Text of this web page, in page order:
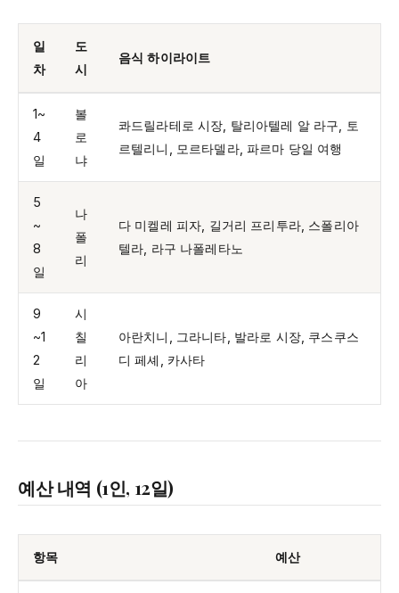
일
차
도
시
음식 하이라이트
1~
4
일
볼
로
냐
콰드릴라테로 시장, 탈리아텔레 알 라구, 토
르텔리니, 모르타델라, 파르마 당일 여행
5
~
8
일
나
폴
리
다 미켈레 피자, 길거리 프리투라, 스폴리아
텔라, 라구 나폴레타노
9
~1
2
일
시
칠
리
아
아란치니, 그라니타, 발라로 시장, 쿠스쿠스
디 페셰, 카사타
예산 내역 (1인, 12일)
항목 예산